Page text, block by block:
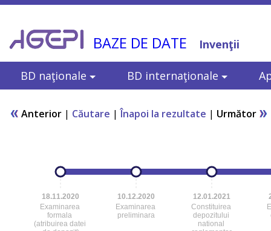
BAZE DE DATE Invenţii
BD naţionale BD internaţionale
Anterior | Căutare |Înapoi la rezultate | Următor
18.11.2020
Examinarea
formala
(atribuirea datei
10.12.2020
Examinarea
preliminara
12.01.2021
Constituirea
depozitului
national